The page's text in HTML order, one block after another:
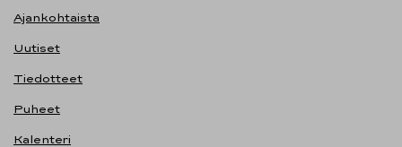
Ajankohtaista
Uutiset
Tiedotteet
Puheet
Kalenteri